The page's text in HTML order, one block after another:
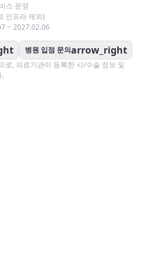
스 운영
인프라 제외)
~ 2027.02.06
병원 입점 문의arrow_right
로, 의료기관이 등록한 시/수술 정보 및